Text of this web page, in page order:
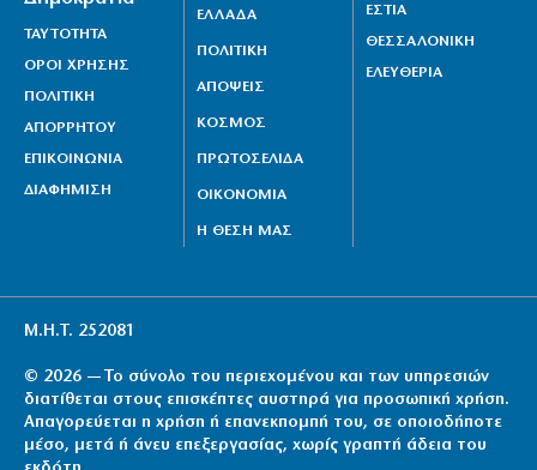
ΤΑΥΤΟΤΗΤΑ
ΟΡΟΙ ΧΡΗΣΗΣ
ΠΟΛΙΤΙΚΗ
ΑΠΟΡΡΗΤΟΥ
ΕΠΙΚΟΙΝΩΝΙΑ
ΔΙΑΦΗΜΙΣΗ
ΕΛΛΑΔΑ
ΠΟΛΙΤΙΚΗ
ΑΠΟΨΕΙΣ
ΚΟΣΜΟΣ
ΠΡΩΤΟΣΕΛΙΔΑ
ΟΙΚΟΝΟΜΙΑ
Η ΘΕΣΗ ΜΑΣ
ΕΣΤΙΑ
ΘΕΣΣΑΛΟΝΙΚΗ
ΕΛΕΥΘΕΡΙΑ
Μ.Η.Τ. 252081
© 2026 — Το σύνολο του περιεχομένου και των υπηρεσιών
διατίθεται στους επισκέπτες αυστηρά για προσωπική χρήση.
Απαγορεύεται η χρήση ή επανεκπομπή του, σε οποιοδήποτε
μέσο, μετά ή άνευ επεξεργασίας, χωρίς γραπτή άδεια του